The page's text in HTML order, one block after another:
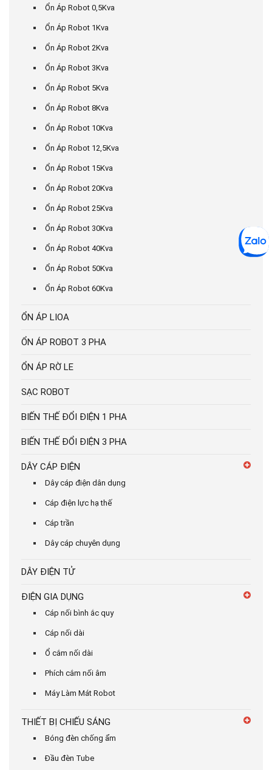
Ổn Áp Robot 0,5Kva
Ổn Áp Robot 1Kva
Ổn Áp Robot 2Kva
Ổn Áp Robot 3Kva
Ổn Áp Robot 5Kva
Ổn Áp Robot 8Kva
Ổn Áp Robot 10Kva
Ổn Áp Robot 12,5Kva
Ổn Áp Robot 15Kva
Ổn Áp Robot 20Kva
Ổn Áp Robot 25Kva
Ổn Áp Robot 30Kva
Ổn Áp Robot 40Kva
Ổn Áp Robot 50Kva
Ổn Áp Robot 60Kva
ỔN ÁP LIOA
ỔN ÁP ROBOT 3 PHA
ỔN ÁP RỜ LE
SẠC ROBOT
BIẾN THẾ ĐỔI ĐIỆN 1 PHA
BIẾN THẾ ĐỔI ĐIỆN 3 PHA
DÂY CÁP ĐIỆN
Dây cáp điện dân dụng
Cáp điện lực hạ thế
Cáp trần
Dây cáp chuyên dụng
DÂY ĐIỆN TỬ
ĐIỆN GIA DỤNG
Cáp nối bình ắc quy
Cáp nối dài
Ổ cắm nối dài
Phích cắm nối âm
Máy Làm Mát Robot
THIẾT BỊ CHIẾU SÁNG
Bóng đèn chống ẩm
Đầu đèn Tube